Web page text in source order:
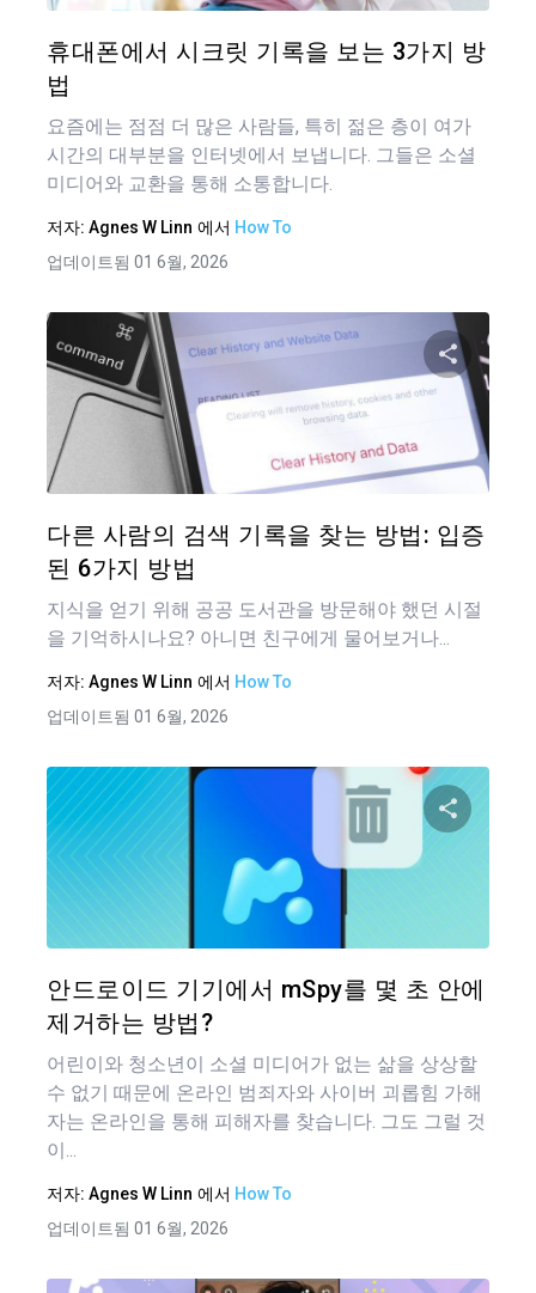
휴대폰에서 시크릿 기록을 보는 3가지 방
법
요즘에는 점점 더 많은 사람들, 특히 젊은 층이 여가
시간의 대부분을 인터넷에서 보냅니다. 그들은 소셜
미디어와 교환을 통해 소통합니다.
저자: Agnes W Linn 에서 How To
업데이트됨 01 6월, 2026
이 기
다른 사람의 검색 기록을 찾는 방법: 입증
된 6가지 방법
지식을 얻기 위해 공공 도서관을 방문해야 했던 시절
을 기억하시나요? 아니면 친구에게 물어보거나...
저자: Agnes W Linn 에서 How To
업데이트됨 01 6월, 2026
안드로이드 기기에서 mSpy를 몇 초 안에
제거하는 방법?
어린이와 청소년이 소셜 미디어가 없는 삶을 상상할
수 없기 때문에 온라인 범죄자와 사이버 괴롭힘 가해
자는 온라인을 통해 피해자를 찾습니다. 그도 그럴 것
이...
저자: Agnes W Linn 에서 How To
업데이트됨 01 6월, 2026